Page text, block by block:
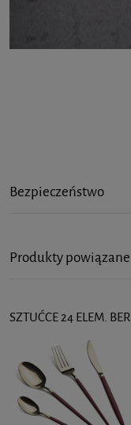
Bezpieczeństwo
Produkty powiązane
SZTUĆCE 24 ELEM.